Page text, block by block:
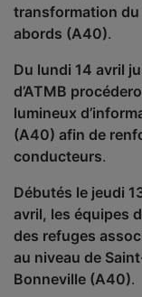
transformation du
abords (A40).
Du lundi 14 avril
d’ATMB
lumineux
(A40) afin de
conducteurs.
Débutés le jeudi
avril, les équipes
des refuges
au niveau de
Bonneville (A40).